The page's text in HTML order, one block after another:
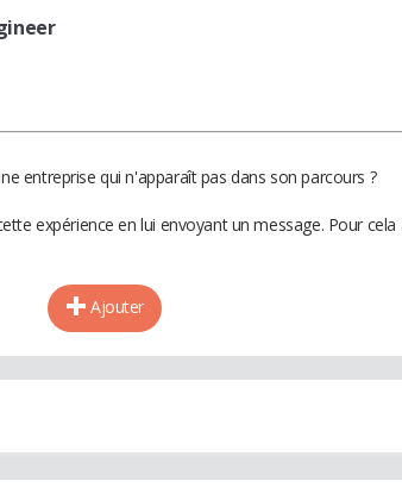
entreprise qui n'apparaît pas dans son parcours ?
expérience en lui envoyant un message. Pour
Ajouter